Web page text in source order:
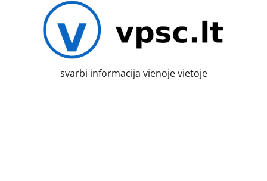
svarbi informacija vienoje vietoje